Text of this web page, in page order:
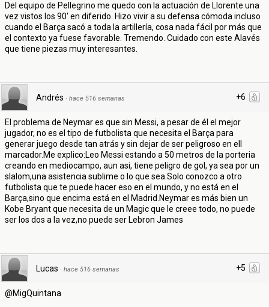
Del equipo de Pellegrino me quedo con la actuación de Llorente una
vez vistos los 90' en diferido. Hizo vivir a su defensa cómoda incluso
cuando el Barça sacó a toda la artillería, cosa nada fácil por más que
el contexto ya fuese favorable. Tremendo. Cuidado con este Alavés
que tiene piezas muy interesantes.
+6
Andrés · hace 516 semanas
El problema de Neymar es que sin Messi, a pesar de él el mejor
jugador, no es el tipo de futbolista que necesita el Barça para
generar juego desde tan atrás y sin dejar de ser peligroso en ell
marcador.Me explico:Leo Messi estando a 50 metros de la porteria
creando en mediocampo, aun asi, tiene peligro de gol, ya sea por un
slalom,una asistencia sublime o lo que sea.Solo conozco a otro
futbolista que te puede hacer eso en el mundo, y no está en el
Barça,sino que encima está en el Madrid.Neymar es más bien un
Kobe Bryant que necesita de un Magic que le creee todo, no puede
ser los dos a la vez,no puede ser Lebron James
+5
Lucas · hace 516 semanas
@MigQuintana